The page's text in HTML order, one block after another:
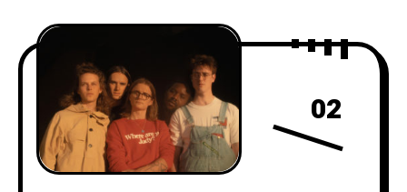
をリリース！
02